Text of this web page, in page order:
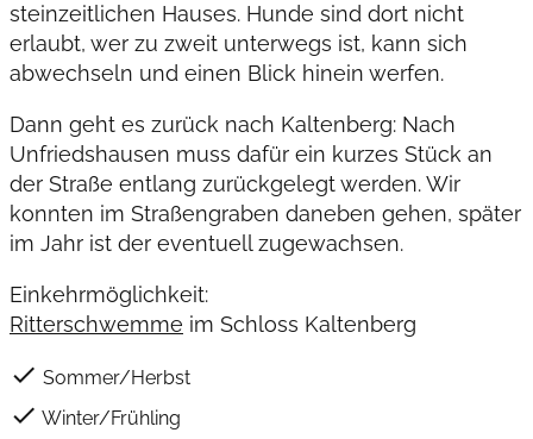
steinzeitlichen Hauses. Hunde sind dort nicht
erlaubt, wer zu zweit unterwegs ist, kann sich
abwechseln und einen Blick hinein werfen.
Dann geht es zurück nach Kaltenberg: Nach
Unfriedshausen muss dafür ein kurzes Stück an
der Straße entlang zurückgelegt werden. Wir
konnten im Straßengraben daneben gehen, später
im Jahr ist der eventuell zugewachsen.
Einkehrmöglichkeit:
Ritterschwemme im Schloss Kaltenberg
check Sommer/Herbst
check Winter/Frühling